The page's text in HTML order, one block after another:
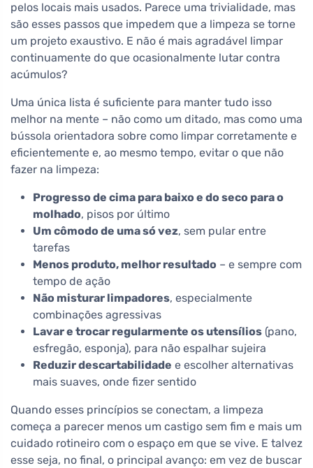
pelos locais mais usados. Parece uma trivialidade, mas
são esses passos que impedem que a limpeza se torne
um projeto exaustivo. E não é mais agradável limpar
continuamente do que ocasionalmente lutar contra
acúmulos?
Uma única lista é suficiente para manter tudo isso
melhor na mente – não como um ditado, mas como uma
bússola orientadora sobre como limpar corretamente e
eficientemente e, ao mesmo tempo, evitar o que não
fazer na limpeza:
Progresso de cima para baixo e do seco para o
molhado, pisos por último
Um cômodo de uma só vez, sem pular entre
tarefas
Menos produto, melhor resultado – e sempre com
tempo de ação
Não misturar limpadores, especialmente
combinações agressivas
Lavar e trocar regularmente os utensílios (pano,
esfregão, esponja), para não espalhar sujeira
Reduzir descartabilidade e escolher alternativas
mais suaves, onde fizer sentido
Quando esses princípios se conectam, a limpeza
começa a parecer menos um castigo sem fim e mais um
cuidado rotineiro com o espaço em que se vive. E talvez
esse seja, no final, o principal avanço: em vez de buscar